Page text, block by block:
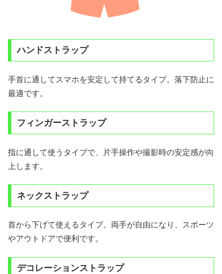
ハンドストラップ
手首に通してスマホを安定して持てるタイプ。落下防止に
最適です。
フィンガーストラップ
指に通して使うタイプで、片手操作や撮影時の安定感が向
上します。
ネックストラップ
首から下げて使えるタイプ。両手が自由になり、スポーツ
やアウトドアで便利です。
デコレーションストラップ